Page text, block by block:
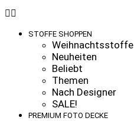
STOFFE SHOPPEN
Weihnachtsstoffe
Neuheiten
Beliebt
Themen
Nach Designer
SALE!
PREMIUM FOTO DECKE